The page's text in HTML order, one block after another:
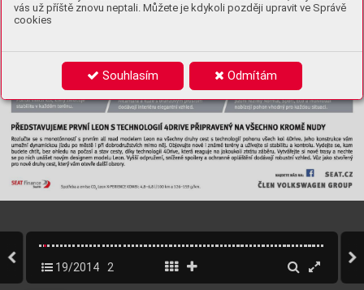
vás už příště znovu neptali. Můžete je kdykoli později upravit ve Správě
cookies
Souhlasím Odmítám
19/2014 2